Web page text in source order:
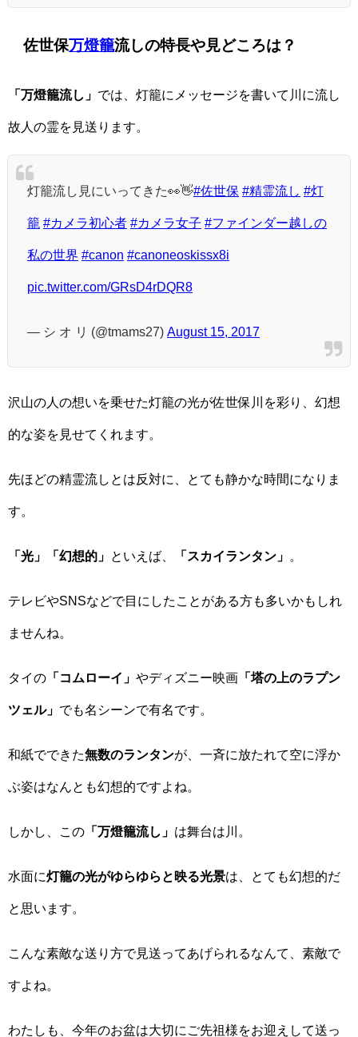
佐世保万燈籠流しの特長や見どころは？
「万燈籠流し」 では、灯籠にメッセージを書いて川に流し
故人の霊を見送ります。
灯籠流し見にいってきた👀👋#佐世保 #精霊流し #灯
籠 #カメラ初心者 #カメラ女子 #ファインダー越しの
私の世界 #canon #canoneoskissx8i
pic.twitter.com/GRsD4rDQR8
— シ オ リ (@tmams27) August 15, 2017
沢山の人の想いを乗せた灯籠の光が佐世保川を彩り、幻想
的な姿を見せてくれます。
先ほどの精霊流しとは反対に、とても静かな時間になりま
す。
「光」「幻想的」 といえば、 「スカイランタン」
テレビやSNSなどで目にしたことがある方も多いかもしれ
ませんね。
タイの 「コムローイ」 やディズニー映画 「塔の上のラプン
ツェル」 でも名シーンで有名です。
和紙でできた無数のランタンが、一斉に放たれて空に浮か
ぶ姿はなんとも幻想的ですよね。
しかし、この 「万燈籠流し」 は舞台は川。
水面に灯籠の光がゆらゆらと映る光景は、とても幻想的だ
と思います。
こんな素敵な送り方で見送ってあげられるなんて、素敵で
すよね。
わたしも、今年のお盆は大切にご先祖様をお迎えして送っ